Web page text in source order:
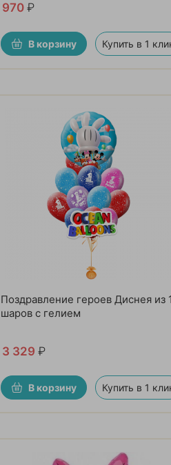
970 ₽
В корзину Купить в 1
Поздравление героев Диснея из
шаров с гелием
3 329 ₽
В корзину Купить в 1